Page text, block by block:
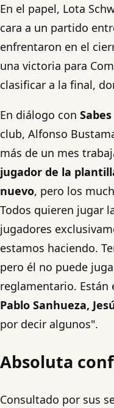
En el papel, Lota
cara a un partido
enfrentaron en el
una victoria para
clasificar a la final,
En diálogo con
club, Alfonso
más de un mes
jugador de la
nuevo, pero los
Todos quieren jugar
jugadores
estamos haciendo.
pero él no puede
reglamentario. Están
Pablo Sanhueza,
por decir algunos".
Absoluta
Consultado por sus